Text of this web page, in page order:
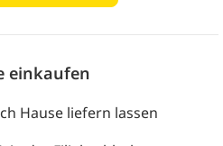
einkaufen
Hause liefern lassen